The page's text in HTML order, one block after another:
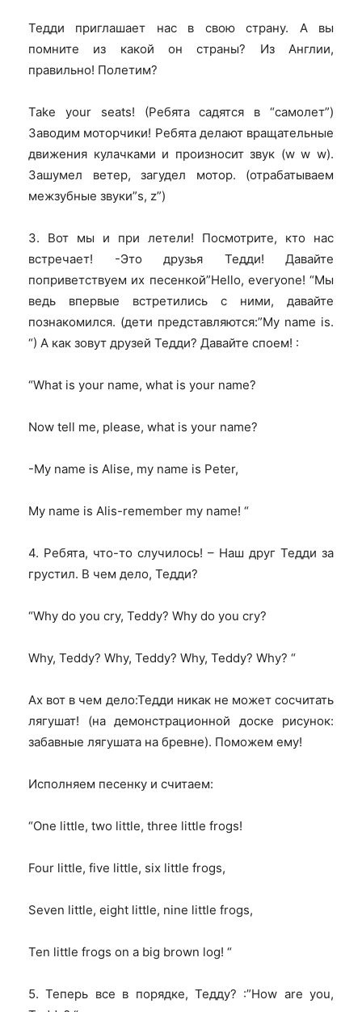
Тедди приглашает нас в свою страну. А вы
помните из какой он страны? Из Англии,
правильно! Полетим?
Take your seats! (Ребята садятся в “самолет”)
Заводим моторчики! Ребята делают вращательные
движения кулачками и произносит звук (w w w).
Зашумел ветер, загудел мотор. (отрабатываем
межзубные звуки”s, z”)
3. Вот мы и при летели! Посмотрите, кто нас
встречает! -Это друзья Тедди! Давайте
поприветствуем их песенкой”Hello, everyone! “Мы
ведь впервые встретились с ними, давайте
познакомился. (дети представляются:”My name is.
“) А как зовут друзей Тедди? Давайте споем! :
“What is your name, what is your name?
Now tell me, please, what is your name?
-My name is Alise, my name is Peter,
My name is Alis-remember my name! “
4. Ребята, что-то случилось! – Наш друг Тедди за
грустил. В чем дело, Тедди?
“Why do you cry, Teddy? Why do you cry?
Why, Teddy? Why, Teddy? Why, Teddy? Why? “
Ах вот в чем дело:Тедди никак не может сосчитать
лягушат! (на демонстрационной доске рисунок:
забавные лягушата на бревне). Поможем ему!
Исполняем песенку и считаем:
“One little, two little, three little frogs!
Four little, five little, six little frogs,
Seven little, eight little, nine little frogs,
Ten little frogs on a big brown log! “
5. Теперь все в порядке, Тедду? :”How are you,